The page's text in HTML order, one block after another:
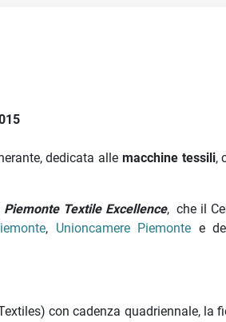
dedicata alle macchine tessili,
Piemonte Textile Excellence, che il
, Unioncamere Piemonte e
con cadenza quadriennale, la